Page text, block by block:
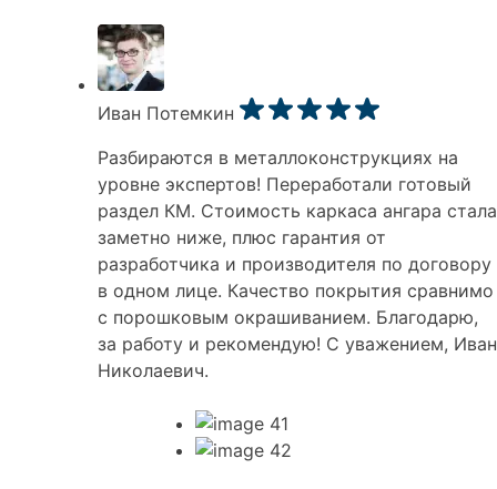
Иван Потемкин
Разбираются в металлоконструкциях на
уровне экспертов! Переработали готовый
раздел КМ. Стоимость каркаса ангара стала
заметно ниже, плюс гарантия от
разработчика и производителя по договору
в одном лице. Качество покрытия сравнимо
с порошковым окрашиванием. Благодарю,
за работу и рекомендую! С уважением, Иван
Николаевич.